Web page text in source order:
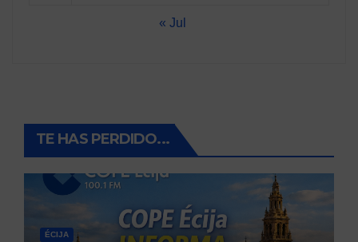
« Jul
TE HAS PERDIDO...
ÉCIJA